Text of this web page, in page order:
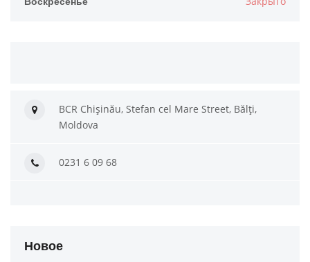
BCR Chișinău, Stefan cel Mare Street, Bălți,
Moldova
0231 6 09 68
Новое